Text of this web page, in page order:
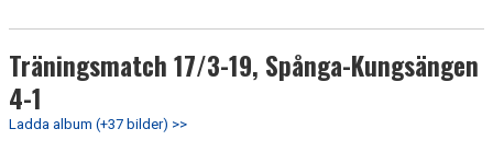
Träningsmatch 17/3-19, Spånga-Kungsängen
4-1
Ladda album (+37 bilder) >>